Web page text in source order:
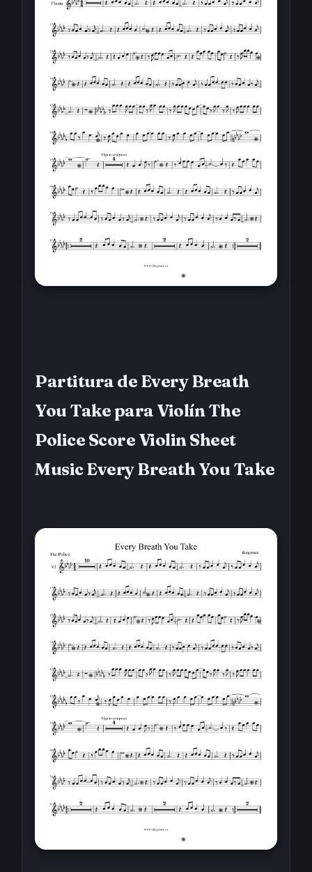
Partitura de Every Breath
You Take para Violín The
Police Score Violin Sheet
Music Every Breath You Take